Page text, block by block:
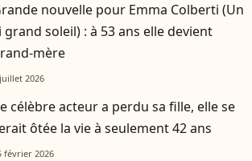
nouvelle pour Emma Colberti (Un
grand soleil) : à 53 ans elle devient
mère
2026
célèbre acteur a perdu sa fille, elle se
ôtée la vie à seulement 42 ans
février 2026